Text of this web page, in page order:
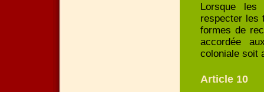
Lorsque les
respecter les
formes de
accordée
coloniale soit
Article 10